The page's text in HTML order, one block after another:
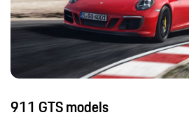
911 GTS models